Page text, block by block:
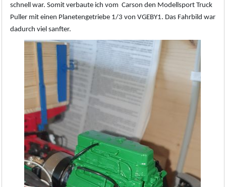
schnell war. Somit verbaute ich vom Carson den Modellsport Truck
Puller mit einen Planetengetriebe 1/3 von VGEBY1. Das Fahrbild war
dadurch viel sanfter.